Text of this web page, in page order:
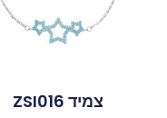
צמיד ZSI016